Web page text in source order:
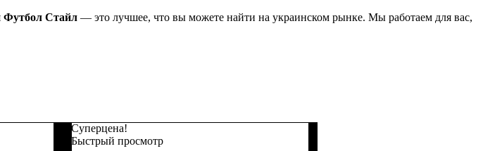
Футбол Стайл — это лучшее, что вы можете найти на украинском рынке. Мы работаем для вас,
Суперцена!
Быстрый просмотр